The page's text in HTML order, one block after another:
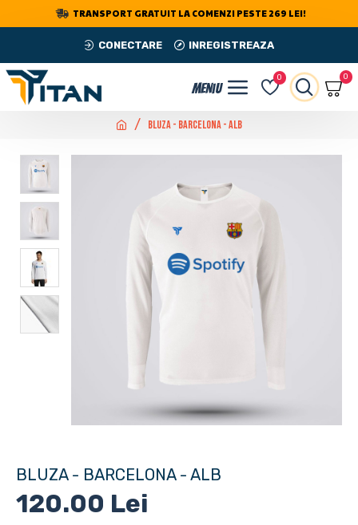
TRANSPORT GRATUIT LA COMENZI PESTE 269 LEI!
CONECTARE INREGISTREAZA
0 0
Bluza - Barcelona - Alb
BLUZA - BARCELONA - ALB
120.00 Lei